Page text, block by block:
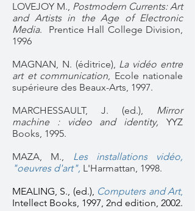
LOVEJOY M., Postmodern Currents: Art
and Artists in the Age of Electronic
Media. Prentice Hall College Division,
1996
MAGNAN, N. (éditrice), La vidéo entre
art et communication, Ecole nationale
supérieure des Beaux-Arts, 1997.
MARCHESSAULT, J. (ed.), Mirror
machine : video and identity, YYZ
Books, 1995.
MAZA, M., Les installations vidéo,
"oeuvres d'art", L'Harmattan, 1998.
MEALING, S., (ed.), Computers and Art,
Intellect Books, 1997, 2nd edition, 2002.